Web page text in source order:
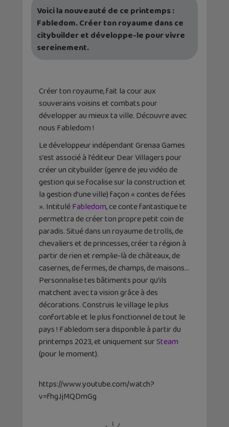
Voici la nouveauté de ce printemps :
Fabledom. Créer ton royaume dans ce
citybuilder et développe-le pour vivre
sereinement.
Créer ton royaume, fait la cour aux
souverains voisins et combats pour
développer au mieux ta ville. Découvre avec
nous Fabledom !
Le développeur indépendant Grenaa Games
s’est associé à l’éditeur Dear Villagers pour
créer un citybuilder (genre de jeu vidéo de
gestion qui se focalise sur la construction et
la gestion d’une ville) façon « contes de fées
». IntituléFabledom, ce conte fantastique te
permettra de créer ton propre petit coin de
paradis. Situé dans un royaume de trolls, de
chevaliers et de princesses, créer ta région à
partir de rien et remplie-là de châteaux, de
casernes, de fermes, de champs, de maisons…
Personnalise tes bâtiments pour qu’ils
matchent avec ta vision grâce à des
décorations. Construis le village le plus
confortable et le plus fonctionnel de tout le
pays ! Fabledom sera disponible à partir du
printemps 2023, et uniquement surSteam
(pour le moment).
https://www.youtube.com/watch?
v=fhgJjMQDmGg